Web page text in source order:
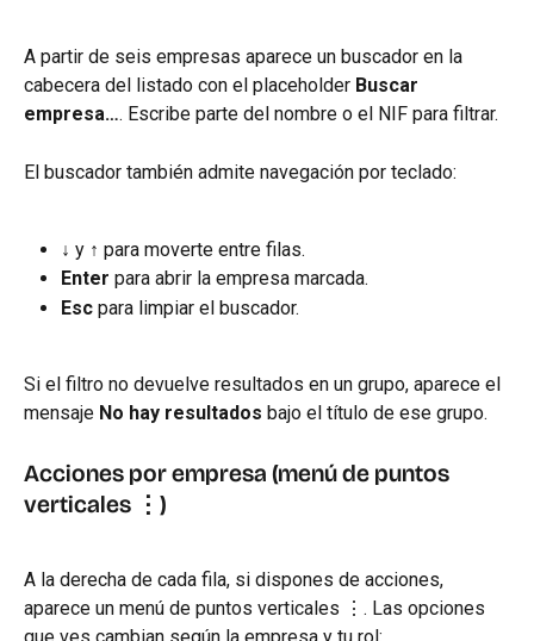
A partir de seis empresas aparece un buscador en la
cabecera del listado con el placeholder Buscar
empresa…. Escribe parte del nombre o el NIF para filtrar.
El buscador también admite navegación por teclado:
↓ y ↑ para moverte entre filas.
Enter para abrir la empresa marcada.
Esc para limpiar el buscador.
Si el filtro no devuelve resultados en un grupo, aparece el
mensaje No hay resultados bajo el título de ese grupo.
Acciones por empresa (menú de puntos
verticales ⋮)
A la derecha de cada fila, si dispones de acciones,
aparece un menú de puntos verticales ⋮. Las opciones